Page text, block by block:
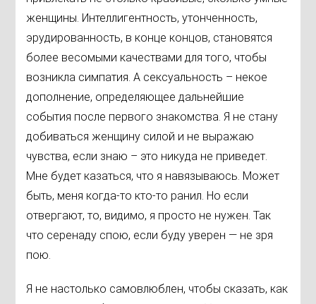
женщины. Интеллигентность, утонченность,
эрудированность, в конце концов, становятся
более весомыми качествами для того, чтобы
возникла симпатия. А сексуальность – некое
дополнение, определяющее дальнейшие
события после первого знакомства. Я не стану
добиваться женщину силой и не выражаю
чувства, если знаю – это никуда не приведет.
Мне будет казаться, что я навязываюсь. Может
быть, меня когда-то кто-то ранил. Но если
отвергают, то, видимо, я просто не нужен. Так
что серенаду спою, если буду уверен — не зря
пою.
Я не настолько самовлюблен, чтобы сказать, как